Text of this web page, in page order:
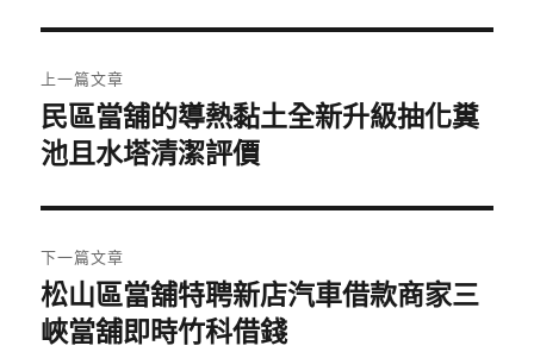
章
導
覽
上一篇文章
上
一
文
章:
民區當舖的導熱黏土全新升級抽化糞
池且水塔清潔評價
下一篇文章
下
一
松山區當舖特聘新店汽車借款商家三
峽當舖即時竹科借錢